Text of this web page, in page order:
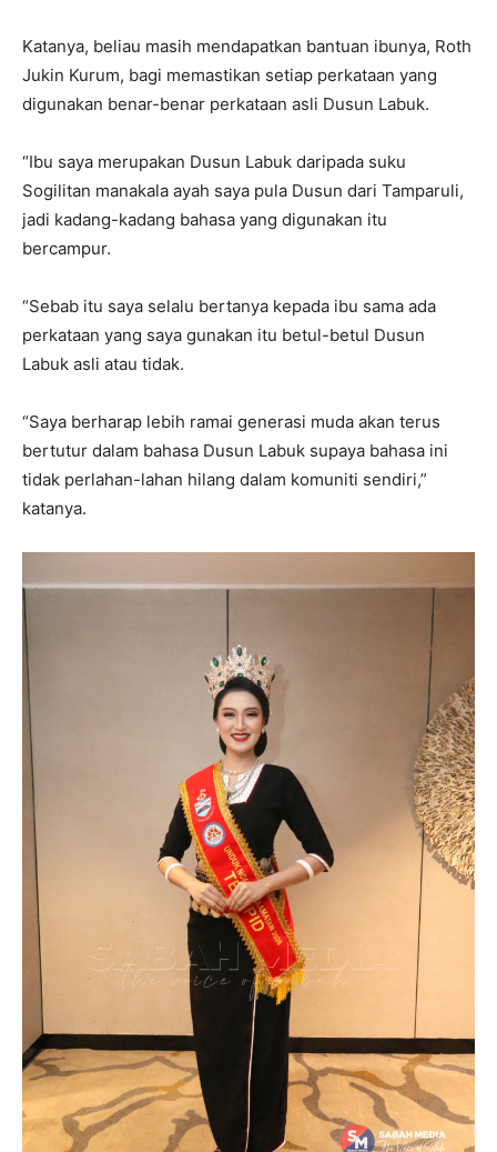
Katanya, beliau masih mendapatkan bantuan ibunya, Roth
Jukin Kurum, bagi memastikan setiap perkataan yang
digunakan benar-benar perkataan asli Dusun Labuk.
“Ibu saya merupakan Dusun Labuk daripada suku
Sogilitan manakala ayah saya pula Dusun dari Tamparuli,
jadi kadang-kadang bahasa yang digunakan itu
bercampur.
“Sebab itu saya selalu bertanya kepada ibu sama ada
perkataan yang saya gunakan itu betul-betul Dusun
Labuk asli atau tidak.
“Saya berharap lebih ramai generasi muda akan terus
bertutur dalam bahasa Dusun Labuk supaya bahasa ini
tidak perlahan-lahan hilang dalam komuniti sendiri,”
katanya.